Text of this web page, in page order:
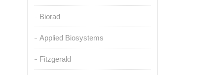
Biorad
Applied Biosystems
Fitzgerald